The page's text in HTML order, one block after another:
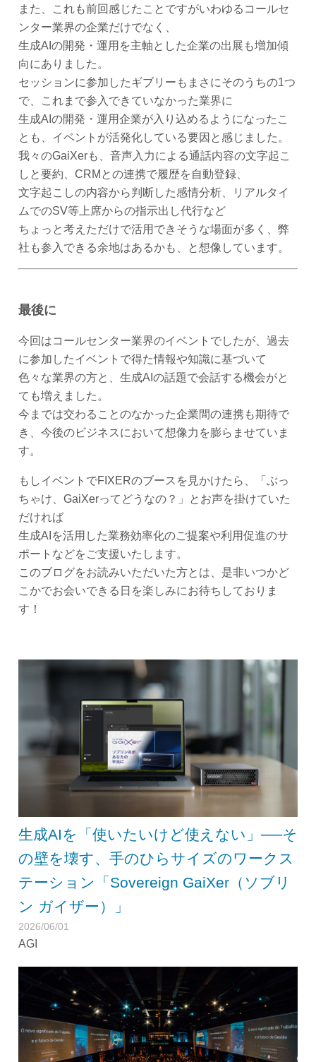
また、これも前回感じたことですがいわゆるコールセ
ンター業界の企業だけでなく、
生成AIの開発・運用を主軸とした企業の出展も増加傾
向にありました。
セッションに参加したギブリーもまさにそのうちの1つ
で、これまで参入できていなかった業界に
生成AIの開発・運用企業が入り込めるようになったこ
とも、イベントが活発化している要因と感じました。
我々のGaiXerも、音声入力による通話内容の文字起こ
しと要約、CRMとの連携で履歴を自動登録、
文字起こしの内容から判断した感情分析、リアルタイ
ムでのSV等上席からの指示出し代行など
ちょっと考えただけで活用できそうな場面が多く、弊
社も参入できる余地はあるかも、と想像しています。
最後に
今回はコールセンター業界のイベントでしたが、過去
に参加したイベントで得た情報や知識に基づいて
色々な業界の方と、生成AIの話題で会話する機会がと
ても増えました。
今までは交わることのなかった企業間の連携も期待で
き、今後のビジネスにおいて想像力を膨らませていま
す。
もしイベントでFIXERのブースを見かけたら、「ぶっ
ちゃけ、GaiXerってどうなの？」とお声を掛けていた
だければ
生成AIを活用した業務効率化のご提案や利用促進のサ
ポートなどをご支援いたします。
このブログをお読みいただいた方とは、是非いつかど
こかでお会いできる日を楽しみにお待ちしておりま
す！
生成AIを「使いたいけど使えない」──そ
の壁を壊す、手のひらサイズのワークス
テーション「Sovereign GaiXer（ソブリ
ン ガイザー）」
2026/06/01
AGI